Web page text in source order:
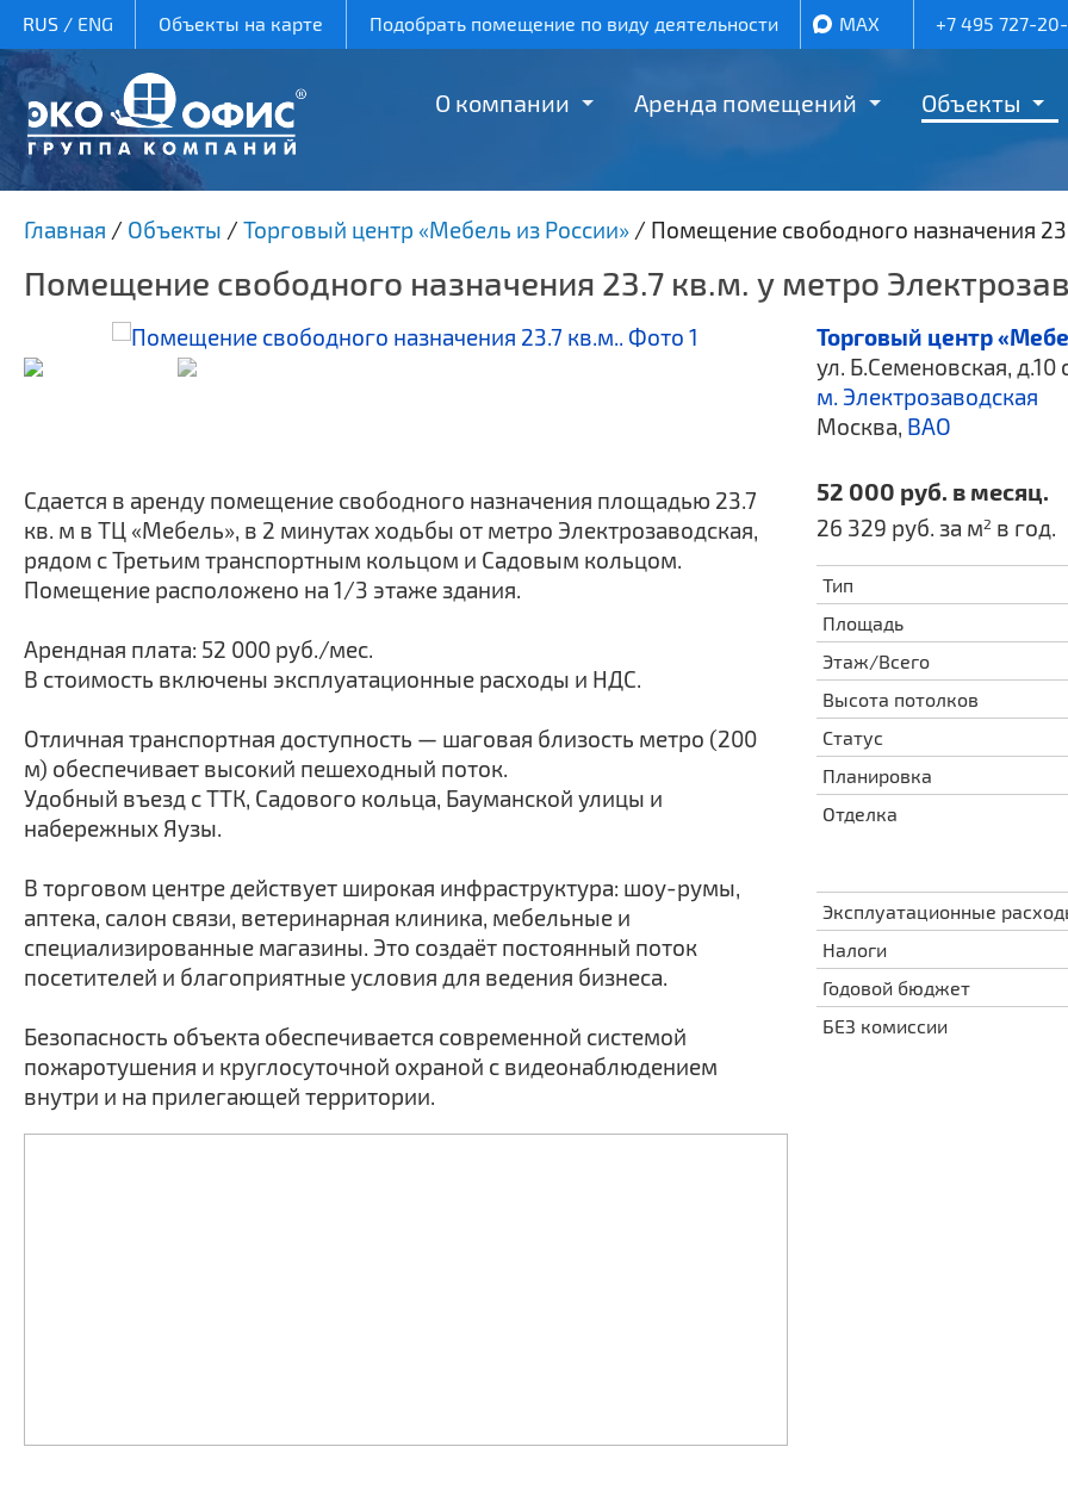
RUS/ ENG Объекты на карте Подобрать помещение по виду деятельности MAX +7 495 727-
О компании Аренда помещений Объекты
Главная / Объекты / Торговый центр «Мебель из России» / Помещение свободного назначения
Помещение свободного назначения 23.7 кв.м. у метро
Сдается в аренду помещение свободного назначения площадью 23.7
кв. м в ТЦ «Мебель», в 2 минутах ходьбы от метро Электрозаводская,
рядом с Третьим транспортным кольцом и Садовым кольцом.
Помещение расположено на 1/3 этаже здания.
Арендная плата: 52 000 руб./мес.
В стоимость включены эксплуатационные расходы и НДС.
Отличная транспортная доступность — шаговая близость метро (200
м) обеспечивает высокий пешеходный поток.
Удобный въезд с ТТК, Садового кольца, Бауманской улицы и
набережных Яузы.
В торговом центре действует широкая инфраструктура: шоу-румы,
аптека, салон связи, ветеринарная клиника, мебельные и
специализированные магазины. Это создаёт постоянный поток
посетителей и благоприятные условия для ведения бизнеса.
Безопасность объекта обеспечивается современной системой
пожаротушения и круглосуточной охраной с видеонаблюдением
внутри и на прилегающей территории.
Торговый центр
ул. Б.Семеновская, д.10
м. Электрозаводская
Москва, ВАО
52 000 руб. в месяц.
26 329 руб. за м2 в год.
Тип
Площадь
Этаж/Всего
Высота потолков
Статус
Планировка
Отделка
Эксплуатационные
Налоги
Годовой бюджет
БЕЗ комиссии